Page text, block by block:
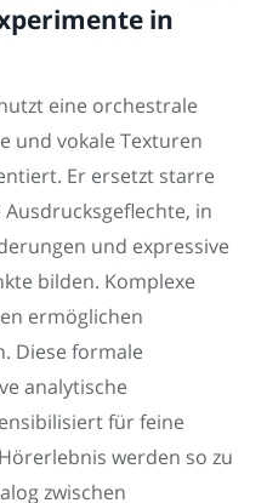
in
eine orchestrale
und vokale Texturen
Er ersetzt starre
in
und expressive
bilden. Komplexe
ermöglichen
Diese formale
analytische
für feine
werden so zu
zwischen